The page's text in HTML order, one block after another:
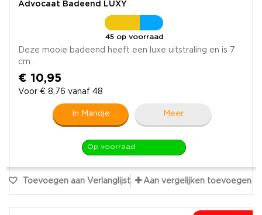
Advocaat Badeend LUXY
45 op voorraad
Deze mooie badeend heeft een luxe uitstraling en is 7
cm...
€ 10,95
Voor € 8,76 vanaf 48
In Mandje Meer
Op voorraad
Toevoegen aan Verlanglijst Aan vergelijken toevoegen